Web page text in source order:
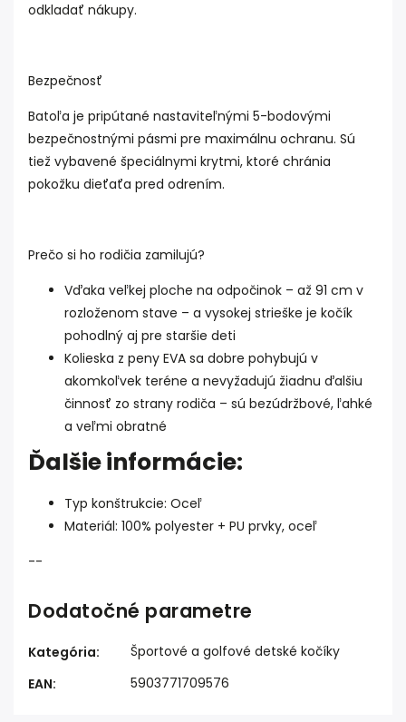
odkladať nákupy.
Bezpečnosť
Batoľa je pripútané nastaviteľnými 5-bodovými
bezpečnostnými pásmi pre maximálnu ochranu. Sú
tiež vybavené špeciálnymi krytmi, ktoré chránia
pokožku dieťaťa pred odrením.
Prečo si ho rodičia zamilujú?
Vďaka veľkej ploche na odpočinok – až 91 cm v
rozloženom stave – a vysokej strieške je kočík
pohodlný aj pre staršie deti
Kolieska z peny EVA sa dobre pohybujú v
akomkoľvek teréne a nevyžadujú žiadnu ďalšiu
činnosť zo strany rodiča – sú bezúdržbové, ľahké
a veľmi obratné
Ďalšie informácie:
Typ konštrukcie: Oceľ
Materiál: 100% polyester + PU prvky, oceľ
--
Dodatočné parametre
Kategória:
Športové a golfové detské kočíky
EAN: 5903771709576